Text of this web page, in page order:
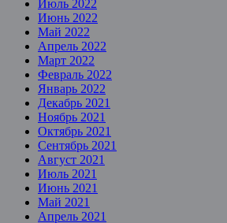
Июль 2022
Июнь 2022
Май 2022
Апрель 2022
Март 2022
Февраль 2022
Январь 2022
Декабрь 2021
Ноябрь 2021
Октябрь 2021
Сентябрь 2021
Август 2021
Июль 2021
Июнь 2021
Май 2021
Апрель 2021